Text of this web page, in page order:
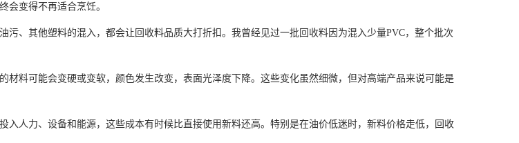
会变得不再适合烹饪。
污、其他塑料的混入，都会让回收料品质大打折扣。我曾经见过一批回收料因为混入少量PVC，整个批次
材料可能会变硬或变软，颜色发生改变，表面光泽度下降。这些变化虽然细微，但对高端产品来说可能是
入人力、设备和能源，这些成本有时候比直接使用新料还高。特别是在油价低迷时，新料价格走低，回收